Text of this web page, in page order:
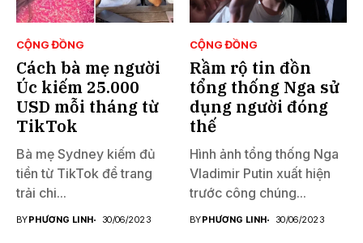
CỘNG ĐỒNG
Cách bà mẹ người
Úc kiếm 25.000
USD mỗi tháng từ
TikTok
Bà mẹ Sydney kiếm đủ
tiền từ TikTok để trang
trải chi...
BYPHƯƠNG LINH 30/06/2023
CỘNG ĐỒNG
Rầm rộ tin đồn
tổng thống Nga sử
dụng người đóng
thế
Hình ảnh tổng thống Nga
Vladimir Putin xuất hiện
trước công chúng...
BYPHƯƠNG LINH 30/06/2023